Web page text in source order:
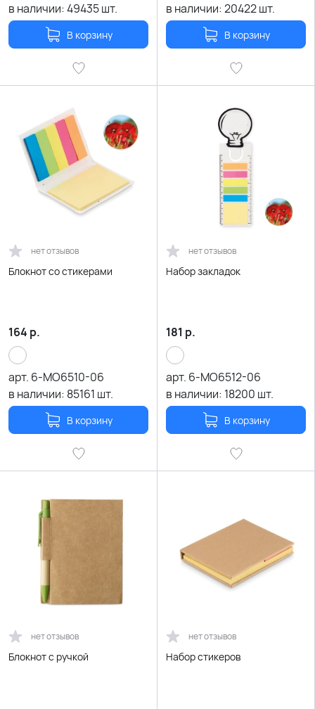
в наличии:49435шт.
В корзину
в наличии:20422шт.
В корзину
нет отзывов
Блокнот со стикерами
164 р.
арт. 6-MO6510-06
в наличии: 85161 шт.
В корзину
нет отзывов
Набор закладок
181 р.
арт. 6-MO6512-06
в наличии: 18200 шт.
В корзину
нет отзывов
Блокнот с ручкой
нет отзывов
Набор стикеров